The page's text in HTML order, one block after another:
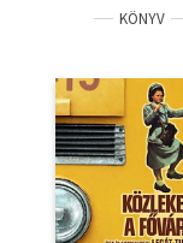
Tankönyv,
Történelem
Vallás
KÖNYV